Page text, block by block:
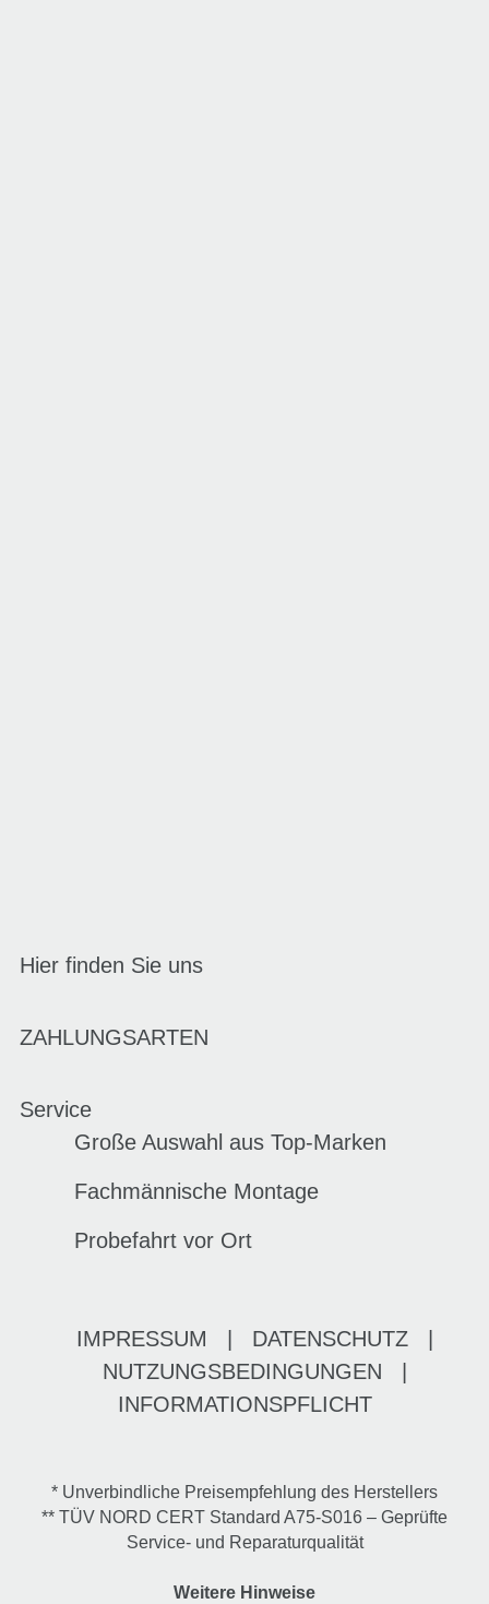
Hier finden Sie uns
ZAHLUNGSARTEN
Service
Große Auswahl aus Top-Marken
Fachmännische Montage
Probefahrt vor Ort
IMPRESSUM DATENSCHUTZ
NUTZUNGSBEDINGUNGEN
INFORMATIONSPFLICHT
* Unverbindliche Preisempfehlung des Herstellers
** TÜV NORD CERT Standard A75-S016 – Geprüfte
Service- und Reparaturqualität
Weitere Hinweise